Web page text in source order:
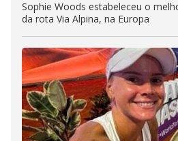
Sophie Woods estabeleceu o
da rota Via Alpina, na Europa